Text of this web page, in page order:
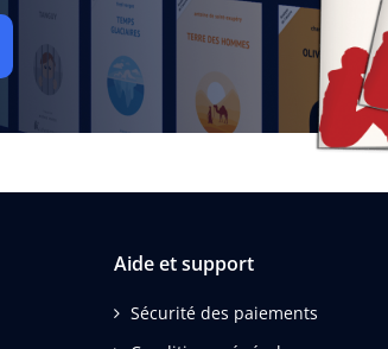
Aide et support
Sécurité des paiements